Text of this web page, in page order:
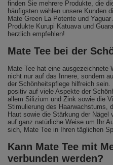
finden Sie mehrere Produkte, die
häufigsten wählen unsere Kunden
Mate Green La Potente und
Produkte Kurupi Katuava und
herzlich empfehlen!
Mate Tee bei der
Mate Tee hat eine ausgezeichnete
nicht nur auf das Innere, sondern
der Schönheitspflege hilfreich
positiv auf viele Aspekte der
allem Silizium und Zink sowie die
Stimulierung des Haarwachstums,
Haut sowie die Stärkung der
auf ganz natürliche Weise um Ihr
sich, Mate Tee in Ihren täglichen
Kann Mate Tee mit
verbunden werden?